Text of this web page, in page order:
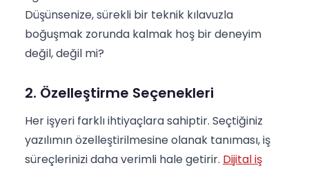
Düşünsenize, sürekli bir teknik kılavuzla
boğuşmak zorunda kalmak hoş bir deneyim
değil, değil mi?
2. Özelleştirme Seçenekleri
Her işyeri farklı ihtiyaçlara sahiptir. Seçtiğiniz
yazılımın özelleştirilmesine olanak tanıması, iş
süreçlerinizi daha verimli hale getirir. Dijital iş